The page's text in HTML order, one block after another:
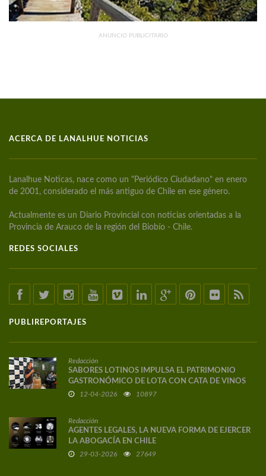
ANUNCIO PUBLICITARIO
ACERCA DE LANALHUE NOTICIAS
Lanalhue Noticas, nace como un "Periódico Ciudadano" en enero
de 2001, considerado el más antiguo de Chile en ese género.
Actualmente es un Diario Provincial con noticias orientadas a la
Provincia de Arauco de la región del Biobío - Chile.
REDES SOCIALES
PUBLIREPORTAJES
Redacción
SABORES LOTINOS IMPULSA EL PATRIMONIO
GASTRONÓMICO DE LOTA CON CATA DE VINOS
DE AUTOR
12-04-2026 10897
Redacción
AGENTES LEGALES, LA NUEVA FORMA DE EJERCER
LA ABOGACÍA EN CHILE
29-03-2026 27649